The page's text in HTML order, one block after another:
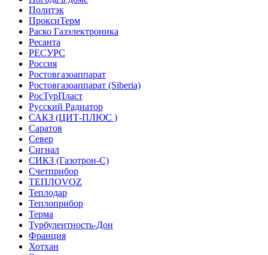
Политэк
ПроксиТерм
Раско Газэлектроника
Ресанта
РЕСУРС
Россия
Ростовгазоаппарат
Ростовгазоаппарат (Siberia)
РосТурПласт
Русский Радиатор
САКЗ (ЦИТ-ПЛЮС )
Саратов
Север
Сигнал
СИКЗ (Газотрон-С)
Счетприбор
ТЕПЛОVOZ
Теплодар
Теплоприбор
Терма
Турбулентность-Дон
Франция
Хотхан